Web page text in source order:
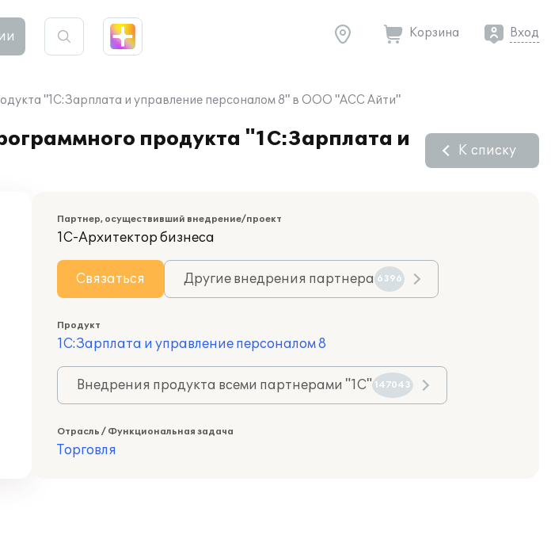
Корзина Вход
"1С:Зарплата и управление персоналом 8" в ООО "АСС Айти"
продукта "1С:Зарплата и
К списку
Партнер, осуществивший внедрение/проект
1С-Архитектор бизнеса
Связаться Другие внедрения партнера 6396
Продукт
1С:Зарплата и управление персоналом 8
Внедрения продукта всеми партнерами "1С" 147043
Отрасль / Функциональная задача
Торговля